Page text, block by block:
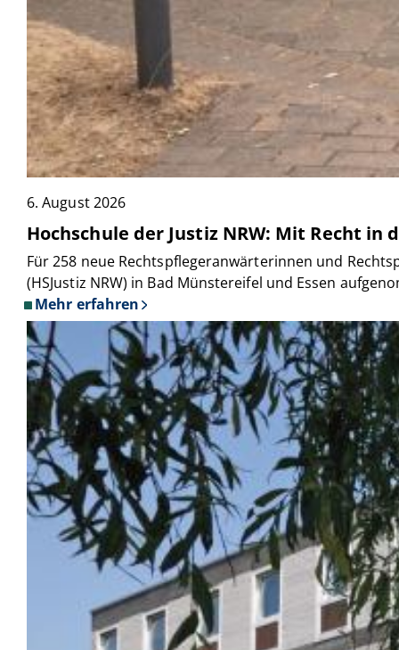
6. August 2026
Hochschule der Justiz NRW: Mit Recht in
Für 258 neue Rechtspflegeranwärterinnen und
(HSJustiz NRW) in Bad Münstereifel und Essen
Mehr erfahrenüber
Hochschule
der
Justiz
NRW:
Mit
Recht
in
die
Zukunft
-
258
neue
Studierende
starten
an